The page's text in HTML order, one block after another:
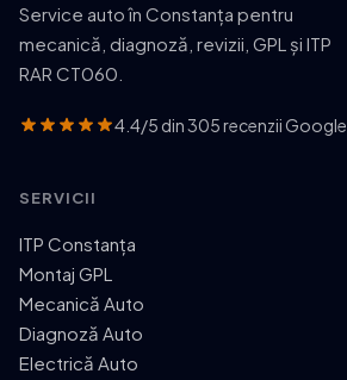
Service auto în Constanța pentru
mecanică, diagnoză, revizii, GPL și ITP
RAR CT060.
4.4/5 din 305 recenzii Google
SERVICII
ITP Constanța
Montaj GPL
Mecanică Auto
Diagnoză Auto
Electrică Auto